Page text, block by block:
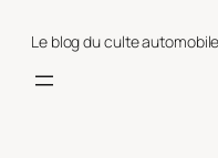
Le blog du culte